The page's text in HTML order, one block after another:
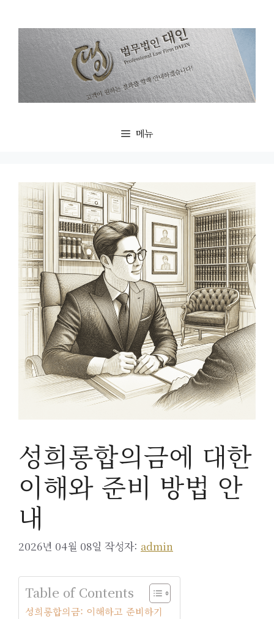
메뉴
성희롱합의금에 대한
이해와 준비 방법 안
내
2026년 04월 08일 작성자: admin
Table of Contents
성희롱합의금: 이해하고 준비하기